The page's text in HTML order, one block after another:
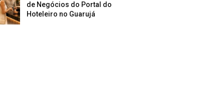
de Negócios do Portal do
Hoteleiro no Guarujá